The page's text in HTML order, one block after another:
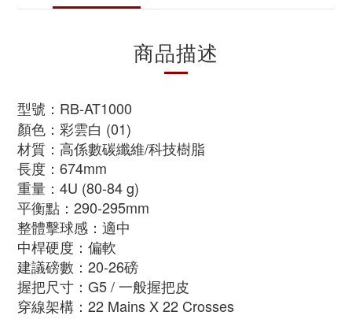
商品描述
型號：RB-AT1000
顏色：彩雲白 (01)
材質：高係數碳纖維/科技樹脂
長度：674mm
重量：4U (80-84 g)
平衡點：290-295mm
整體擊球感：適中
中桿硬度：偏軟
建議磅數：20-26磅
握把尺寸：G5/ 一般握把皮
穿線架構：22 Mains X 22 Crosses